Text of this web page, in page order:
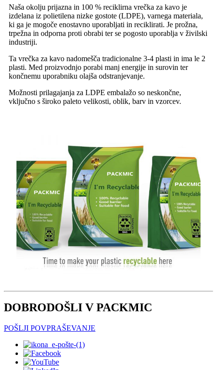
Naša okolju prijazna in 100 % reciklirna vrečka za kavo je
izdelana iz polietilena nizke gostote (LDPE), varnega materiala,
ki ga je mogoče enostavno uporabljati in reciklirati. Je prožna,
trpežna in odporna proti obrabi ter se pogosto uporablja v živilski
industriji.
Ta vrečka za kavo nadomešča tradicionalne 3-4 plasti in ima le 2
plasti. Med proizvodnjo porabi manj energije in surovin ter
končnemu uporabniku olajša odstranjevanje.
Možnosti prilagajanja za LDPE embalažo so neskončne,
vključno s široko paleto velikosti, oblik, barv in vzorcev.
DOBRODOŠLI V PACKMIC
POŠLJI POVPRAŠEVANJE